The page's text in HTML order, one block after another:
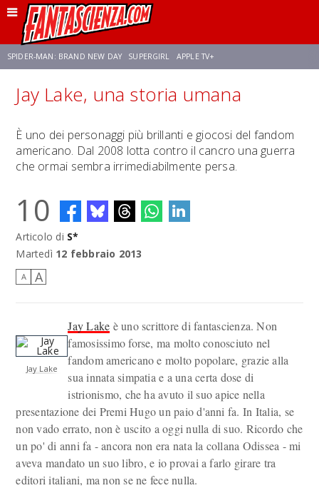
SPIDER-MAN: BRAND NEW DAY SUPERGIRL APPLE TV+
FRANCO RICCIARDIELLO ZENDAYA STAR TREK AVENGERS: DOOMSDAY
NETFLIX SADIE SINK STAR TREK: STRANGE NEW WORLDS
Jay Lake, una storia umana
È uno dei personaggi più brillanti e giocosi del fandom
americano. Dal 2008 lotta contro il cancro una guerra
che ormai sembra irrimediabilmente persa.
10
Articolo di S*
Martedì 12 febbraio 2013
A A
Jay Lake
Jay Lake è uno scrittore di fantascienza. Non
famosissimo forse, ma molto conosciuto nel
fandom americano e molto popolare, grazie alla
sua innata simpatia e a una certa dose di
istrionismo, che ha avuto il suo apice nella
presentazione dei Premi Hugo un paio d'anni fa. In Italia, se
non vado errato, non è uscito a oggi nulla di suo. Ricordo che
un po' di anni fa - ancora non era nata la collana Odissea - mi
aveva mandato un suo libro, e io provai a farlo girare tra
editori italiani, ma non se ne fece nulla.